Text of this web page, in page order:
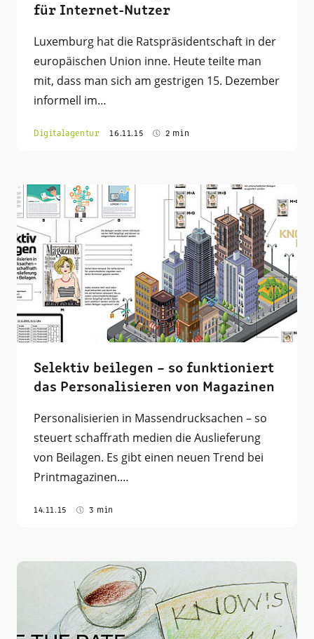
für Internet-Nutzer
Luxemburg hat die Ratspräsidentschaft in der
europäischen Union inne. Heute teilte man
mit, dass man sich am gestrigen 15. Dezember
informell im…
Digitalagentur 16.11.15 2 min
Selektiv beilegen – so funktioniert
das Personalisieren von Magazinen
Personalisierien in Massendrucksachen – so
steuert schaffrath medien die Auslieferung
von Beilagen. Es gibt einen neuen Trend bei
Printmagazinen.…
14.11.15 3 min